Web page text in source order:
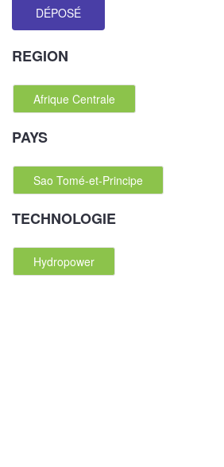
DÉPOSÉ
REGION
Afrique Centrale
PAYS
Sao Tomé-et-Principe
TECHNOLOGIE
Hydropower